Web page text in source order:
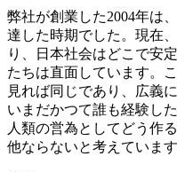
弊社が創業した2004年は
達した時期でした。現在
り、日本社会はどこで安
たちは直面しています。
見れば同じであり、広義
いまだかつて誰も経験し
人類の営為としてどう作
他ならないと考えています